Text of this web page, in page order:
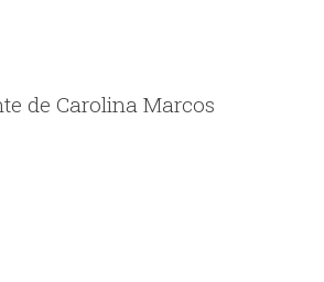
de Carolina Marcos